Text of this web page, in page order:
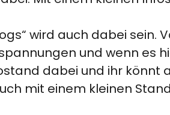
wird auch dabei sein.
und wenn es
dabei und ihr könnt
mit einem kleinen